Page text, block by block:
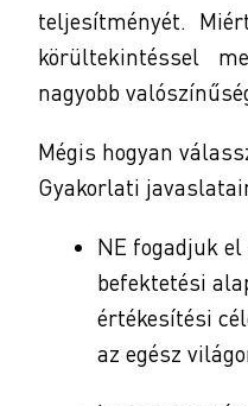
teljesítményét.
körültekintéssel
nagyobb
Mégis hogyan
Gyakorlati
NE fogadjuk
befektetési
értékesítési
az egész